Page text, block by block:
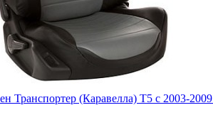
Транспортер (Каравелла) Т5 с 2003-